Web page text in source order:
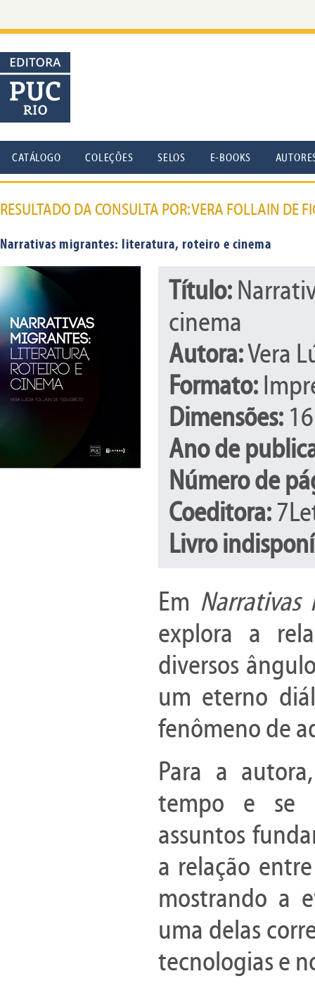
CATÁLOGO COLEÇÕES SELOS E-BOOKS
RESULTADO DA CONSULTA POR: VERA FOLLAIN DE
Narrativas migrantes: literatura, roteiro e cinema
Título:
cinema
Autora:Vera
Formato:
Dimensões:
Ano de
Número de
Coeditora:
Livro
Em Narrativas
explora a
diversos
um eterno
fenômeno de
Para a
tempo e se
assuntos
a relação
mostrando a
uma delas
tecnologias e